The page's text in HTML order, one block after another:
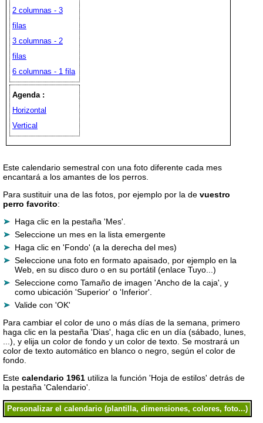
2 columnas - 3
filas
3 columnas - 2
filas
6 columnas - 1 fila
Agenda :
Horizontal
Vertical
Este calendario semestral con una foto diferente cada mes
encantará a los amantes de los perros.
Para sustituir una de las fotos, por ejemplo por la de vuestro
perro favorito:
Haga clic en la pestaña 'Mes'.
Seleccione un mes en la lista emergente
Haga clic en 'Fondo' (a la derecha del mes)
Seleccione una foto en formato apaisado, por ejemplo en la
Web, en su disco duro o en su portátil (enlace Tuyo...)
Seleccione como Tamaño de imagen 'Ancho de la caja', y
como ubicación 'Superior' o 'Inferior'.
Valide con 'OK'
Para cambiar el color de uno o más días de la semana, primero
haga clic en la pestaña 'Dias', haga clic en un día (sábado, lunes,
...), y elija un color de fondo y un color de texto. Se mostrará un
color de texto automático en blanco o negro, según el color de
fondo.
Este calendario 1961 utiliza la función 'Hoja de estilos' detrás de
la pestaña 'Calendario'.